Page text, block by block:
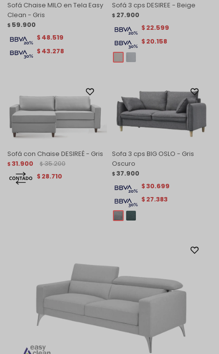
Sofá Chaise MILO en Tela Easy
Clean - Gris
$ 59.900
$ 43.278
$ 48.519
Sofá 3 cps DESIREE - Beige
$ 27.900
$ 20.158
$ 22.599
Sofá con Chaise DESIREÉ - Gris
$ 31.900 $ 35.200
$ 28.710
Sofa 3 cps BIG OSLO - Gris
Oscuro
$ 37.900
$ 27.383
$30.699